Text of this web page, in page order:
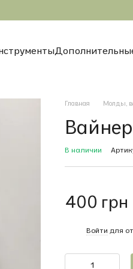
Главная Молды,
В наличии
400 грн
Войти для